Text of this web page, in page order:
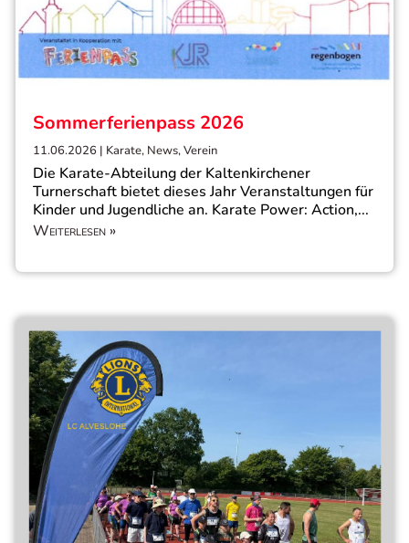
Sommerferienpass 2026
11.06.2026 | Karate, News,Verein
Die Karate-Abteilung der Kaltenkirchener
Turnerschaft bietet dieses Jahr Veranstaltungen für
Kinder und Jugendliche an. Karate Power: Action,...
Weiterlesen »